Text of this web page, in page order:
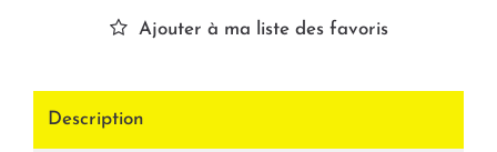
Ajouter à ma liste des favoris
Description